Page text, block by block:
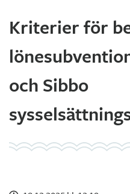
Kriterier för
och Sibbo